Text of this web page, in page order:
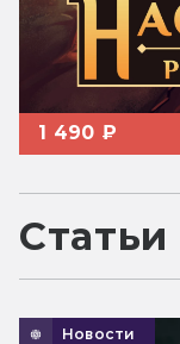
1 490 ₽
Статьи
Новости